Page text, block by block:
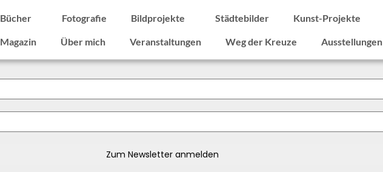
Bücher Fotografie Bildprojekte Städtebilder Kunst-Projekte
Magazin Über mich Veranstaltungen Weg der Kreuze Ausstellungen